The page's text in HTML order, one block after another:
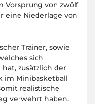
Vorsprung von zwölf
eine Niederlage von
Trainer, sowie
sich
zusätzlich der
im Minibasketball
realistische
verwehrt haben.